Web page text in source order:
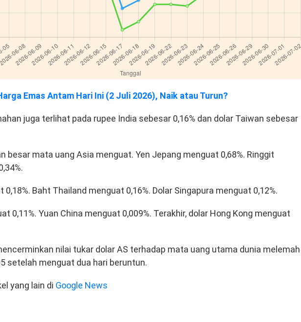
Emas Antam Hari Ini (2 Juli 2026), Naik atau Turun?
juga terlihat pada rupee India sebesar 0,16% dan dolar Taiwan sebesar
besar mata uang Asia menguat. Yen Jepang menguat 0,68%. Ringgit
0,18%. Baht Thailand menguat 0,16%. Dolar Singapura menguat 0,12%.
0,11%. Yuan China menguat 0,009%. Terakhir, dolar Hong Kong menguat
nilai tukar dolar AS terhadap mata uang utama dunia melemah
setelah menguat dua hari beruntun.
yang lain di Google News